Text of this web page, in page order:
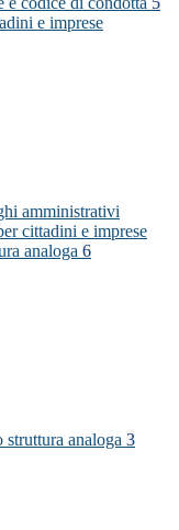
e imprese
amministrativi
cittadini e imprese
analoga 6
analoga 3